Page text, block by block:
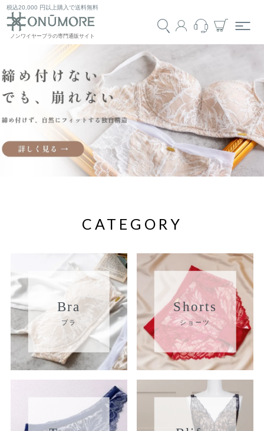
税込20,000 円以上購入で送料無料
CATEGORY
Bra
ブラ
Shorts
ショーツ